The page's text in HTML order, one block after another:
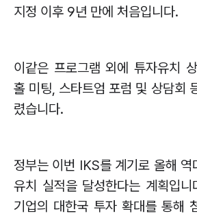
지정 이후 9년 만에 처음입니다.
이같은 프로그램 외에 튜자유치
홀 미팅, 스타트엄 포럼 및 상담회
렸습니다.
정부는 이번 IKS를 계기로 올해
유치 실적을 달성한다는 계획입니
기업의 대한국 투자 확대를 통해